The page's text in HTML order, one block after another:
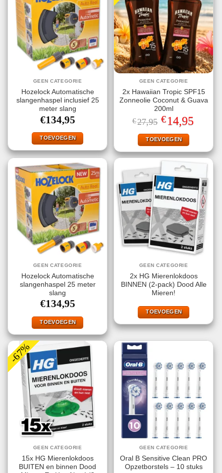
GEEN CATEGORIE
Hozelock Automatische
slangenhaspel inclusief 25
meter slang
€134,95
TOEVOEGEN
GEEN CATEGORIE
2x Hawaiian Tropic SPF15
Zonneolie Coconut & Guava
200ml
€27,95 Oorspronkelijke
prijs
was:
€27,95.
€14,95prijs
TOEVOEGEN
GEEN CATEGORIE
Hozelock Automatische
slangenhaspel 25 meter
slang
€134,95
TOEVOEGEN
GEEN CATEGORIE
2x HG Mierenlokdoos
BINNEN (2-pack) Dood Alle
Mieren!
TOEVOEGEN
-67%
GEEN CATEGORIE
15x HG Mierenlokdoos
BUITEN en binnen Dood
GEEN CATEGORIE
Oral B Sensitive Clean PRO
Opzetborstels – 10 stuks